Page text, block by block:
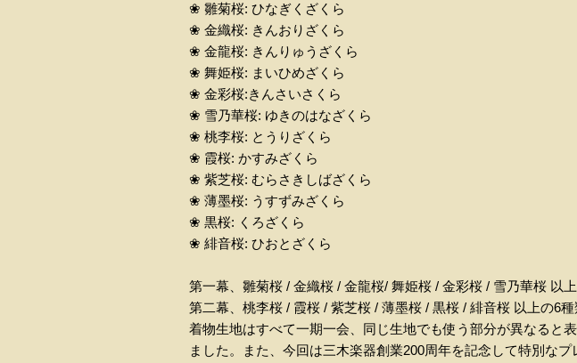
❀ 雛菊桜: ひなぎくざくら
❀ 金織桜: きんおりざくら
❀ 金龍桜: きんりゅうざくら
❀ 舞姫桜: まいひめざくら
❀ 金彩桜:きんさいさくら
❀ 雪乃華桜: ゆきのはなざくら
❀ 桃李桜: とうりざくら
❀ 霞桜: かすみざくら
❀ 紫芝桜: むらさきしばざくら
❀ 薄墨桜: うすずみざくら
❀ 黒桜: くろざくら
❀ 緋音桜: ひおとざくら
第一幕、雛菊桜 / 金織桜 / 金龍桜/ 舞姫桜 / 金彩桜 / 雪乃華桜 以
第二幕、桃李桜 / 霞桜 / 紫芝桜 / 薄墨桜 / 黒桜 / 緋音桜 以上の6
着物生地はすべて一期一会、同じ生地でも使う部分が異なると
ました。また、今回は三木楽器創業200周年を記念して特別なプ